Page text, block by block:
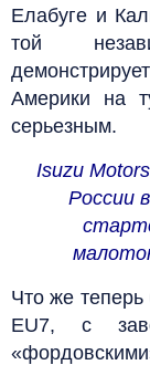
Елабуге и
той
Америки на
серьезным.
Isuzu
России
Что же теперь
EU7, с